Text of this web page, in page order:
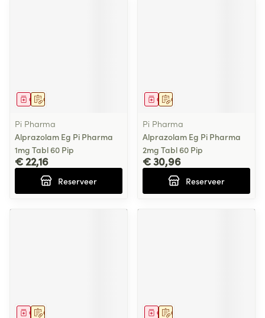
Op voorschrift
Geneesmiddel
Pi Pharma
Alprazolam Eg Pi Pharma
1mg Tabl 60 Pip
€ 22,16
Reserveer
Op voorschrift
Geneesmiddel
Pi Pharma
Alprazolam Eg Pi Pharma
2mg Tabl 60 Pip
€ 30,96
Reserveer
Op voorschrift
Geneesmiddel Op voorschrift
Geneesmiddel